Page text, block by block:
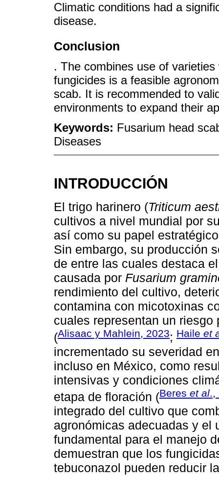
Climatic conditions had a
disease.
Conclusion
. The combines use of
fungicides is a feasible
scab. It is recommended to
environments to expand their
Keywords: Fusarium head
Diseases
INTRODUCCIÓN
El trigo harinero (Triticum
cultivos a nivel mundial por
así como su papel
Sin embargo, su producción
de entre las cuales destaca
causada por Fusarium
rendimiento del cultivo,
contamina con micotoxinas
cuales representan un
(Alisaac y Mahlein, 2023; Haile et
incrementado su severidad
incluso en México, como
intensivas y condiciones
etapa de floración (Beres et al.,
integrado del cultivo que
agronómicas adecuadas y el
fundamental para el manejo
demuestran que los
tebuconazol pueden reducir